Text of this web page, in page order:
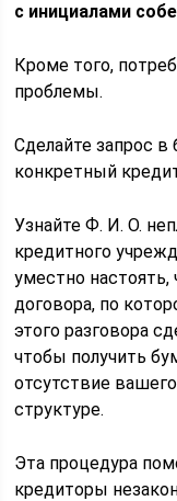
с инициалами
Кроме того,
проблемы.
Сделайте запрос в
конкретный
Узнайте Ф. И. О.
кредитного
уместно
договора, по
этого разговора
чтобы получить
отсутствие
структуре.
Эта процедура
кредиторы